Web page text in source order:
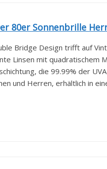
80er Sonnenbrille
Bridge Design trifft auf
Linsen mit quadratischem
die 99.99% der
und Herren, erhältlich in